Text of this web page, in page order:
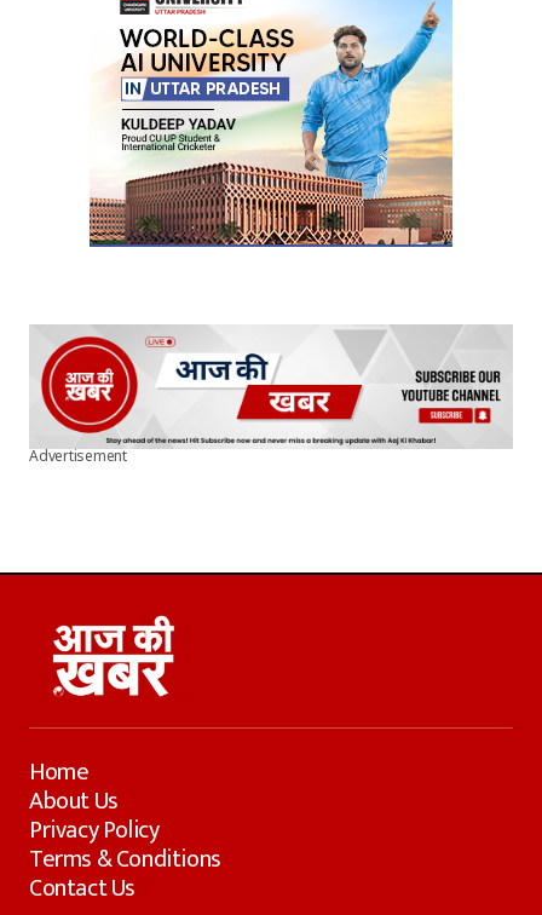
Advertisement
Home
About Us
Privacy Policy
Terms & Conditions
Contact Us